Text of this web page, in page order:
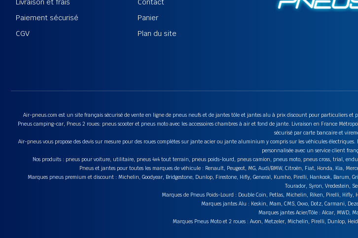
Livraison et frais
Paiement sécurisé
CGV
Contact
Panier
Plan du site
Air-pneus.com est un site français sécurisé de vente en ligne de pneus neufs et de jantes tôle et jantes alu à prix discount pour particuliers
Pneus camping-car, Pneus 2 roues: pneus scooter et pneus moto avec les accessoires chambres à air et fond de jante. Livraison en France
sécurisé par carte bancaire et
Air-pneus vous propose des devis sur mesure pour des roues complètes sur jante acier ou jante aluminium y compris sur les véhicules
personnalisée avec un service client
Nos produits : pneus pour voiture, utilitaire, pneus 4x4 tout terrain, pneus poids-lourd, pneus camion, pneus moto, pneus cross, trial,
Pneus et jantes pour toutes les marques de véhicule : Renault, Peugeot, MG, Audi/BMW, Citroën, Fiat, Honda, Kia,
Marques pneus premium et discount : Michelin, Goodyear, Bridgestone, Dunlop, Firestone, Hifly, General, Kumho, Pirelli, Hankook, Barum,
Tourador, Syron, Vredestein,
Marques de Pneus Poids-Lourd : Double Coin, Petlas, Michelin, Riken, Pirelli, Hifly,
Marques jantes Alu : Keskin, Mam, CMS, Oxxo, Dotz, Carmani,
Marques jantes Acier/Tôle : Alcar, MWD,
Marques Pneus Moto et 2 roues : Avon, Metzeler, Michelin, Pirelli, Dunlop,